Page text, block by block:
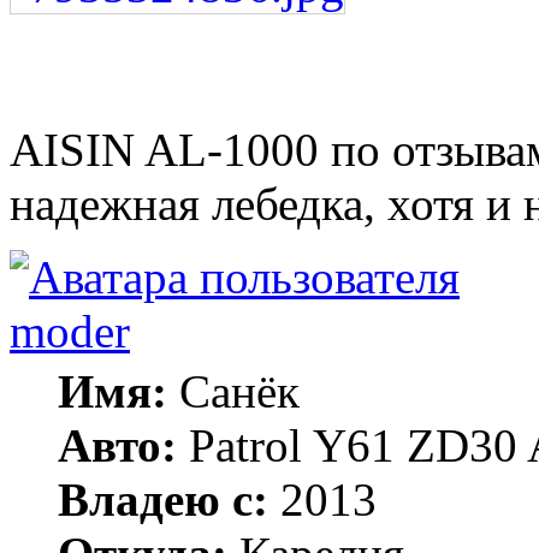
AISIN AL-1000 по
надежная лебедка, хотя и
moder
Имя: Санёк
Авто: Patrol Y61 ZD30
Владею с: 2013